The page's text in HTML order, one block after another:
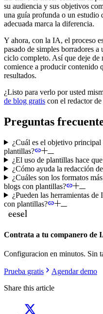
su audiencia y sus objetivos
una guía profunda o un estudio
adecuada marca la diferencia.
Y ahora, con la IA, el proceso
pasado de simples borradores
ciclo completo. Así que deje de
comience a producir contenido
resultados.
¿Listo para verlo por usted
de blog gratis con el redactor
Preguntas
¿Cuál es el objetivo
plantillas?
¿El uso de plantillas hace
¿Cómo ayuda la redacción
¿Cuáles son los formatos
blogs con plantillas?
¿Pueden las herramientas
con plantillas?
Contrata a tu companero de
Configuracion en minutos. Sin
Prueba gratis
Agendar demo
Share this article